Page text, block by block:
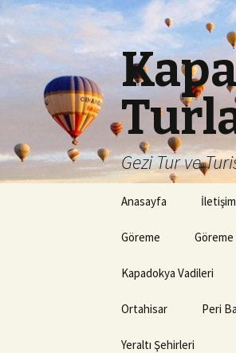
Gezi Tur ve
Anasayfa İletişim
Göreme Göreme
Kapadokya Vadileri
Ortahisar Peri
Yeraltı Şehirleri